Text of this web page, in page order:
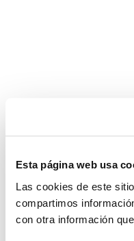
Esta página web usa
Las cookies de este
compartimos
con otra información